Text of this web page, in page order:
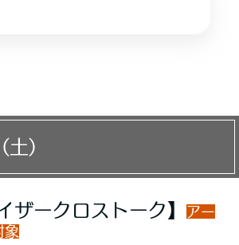
土）
ザークロストーク】
アー
象